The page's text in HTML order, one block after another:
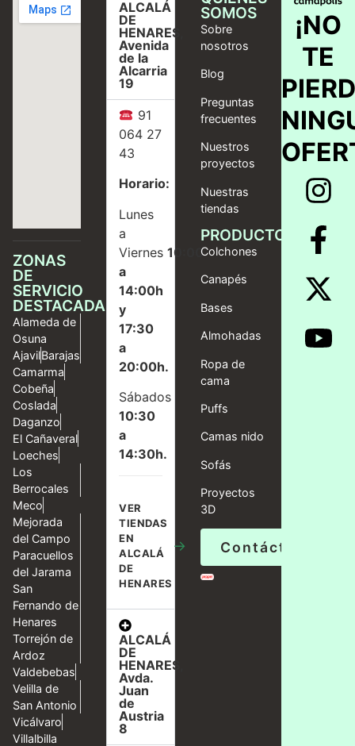
ZONAS
DE
SERVICIO
DESTACADAS
Alameda de
Osuna
AjavilBarajas
Camarma
Cobeña
Coslada
Daganzo
El Cañaveral
Loeches
Los
Berrocales
Meco
Mejorada
del Campo
Paracuellos
del Jarama
San
Fernando de
Henares
Torrejón de
Ardoz
Valdebebas
Velilla de
San Antonio
Vicálvaro
Villalbilla
ALCALÁ
DE
HENARES,
Avenida
de la
Alcarria
19
91
064 27
43
Horario:
Lunes
a
Viernes10:00
a
14:00h
y
17:30
a
20:00h.
Sábados
10:30
a
14:30h.
VER
TIENDAS
EN
ALCALÁ
DE
HENARES
→
ALCALÁ
DE
HENARES,
Avda.
Juan
de
Austria
8
SOMOS
Sobre
nosotros
Blog
Preguntas
frecuentes
Nuestros
proyectos
Nuestras
tiendas
PRODUCTOS
Colchones
Canapés
Bases
Almohadas
Ropa de
cama
Puffs
Camas nido
Sofás
Proyectos
3D
Contáctanos
¡NO
TE